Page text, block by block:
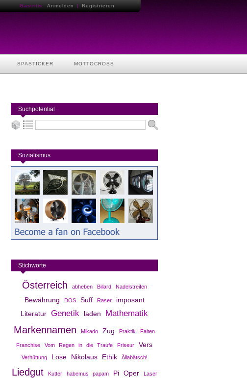
Gastritis: Anmelden | Registrieren
SPASTICKER MOTTOCROSS
Suchpotential
Sozialismus
Stichworte
Österreich abheben Billard Nadelstreifen
Bewährung DOS Suff Raser
imposant
Literatur Genetik laden Mathematik
Markennamen Mikado Zug Praktik Falten
Franchise Vom Regen in die Traufe Friseur Vers
Verhüttung Lose Nikolaus Ethik Ällabätsch!
Liedgut Kutter habemus papam Pi Oper Laser